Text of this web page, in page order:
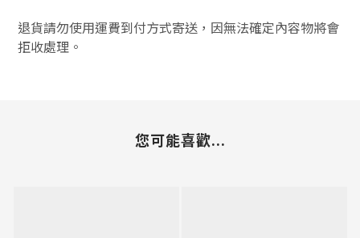
退貨請勿使用運費到付方式寄送，因無法確定內容物將會
拒收處理。
您可能喜歡...